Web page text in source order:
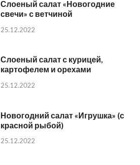
Слоеный салат «Новогодние
свечи» с ветчиной
25.12.2022
Слоеный салат с курицей,
картофелем и орехами
25.12.2022
Новогодний салат «Игрушка» (с
красной рыбой)
25.12.2022